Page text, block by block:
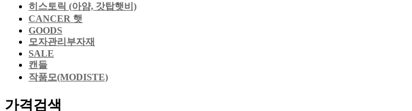
히스토릭 (아얌, 갓탑햇비)
CANCER 햇
GOODS
모자관리부자재
SALE
캔들
작품모(MODISTE)
가격검색